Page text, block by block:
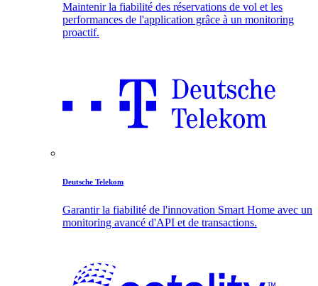
Maintenir la fiabilité des réservations de vol et les
performances de l'application grâce à un monitoring
proactif.
Deutsche Telekom
Garantir la fiabilité de l'innovation Smart Home avec un
monitoring avancé d'API et de transactions.